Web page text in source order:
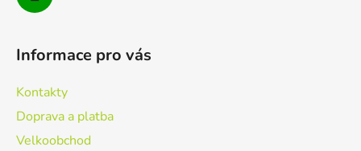
Informace pro vás
Kontakty
Doprava a platba
Velkoobchod